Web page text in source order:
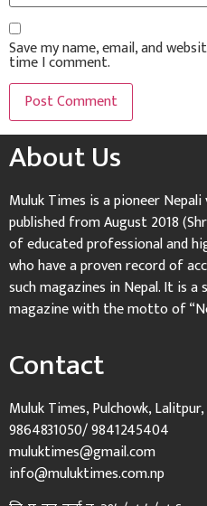
Save my name, email, and
time I comment.
About Us
Muluk Times is a pioneer
published from August 2018
of educated professional and
who have a proven record of
such magazines in Nepal. It is
magazine with the motto of
Contact
Muluk Times, Pulchowk,
9864831050/ 9841245404
muluktimes@gmail.com
info@muluktimes.com.np